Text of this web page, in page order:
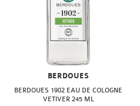
BERDOUES
BERDOUES 1902 EAU DE COLOGNE
VETIVER 245 ML